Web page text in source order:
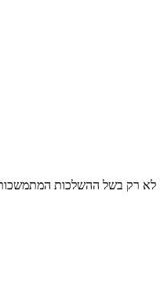
לא רק בשל ההשלכות